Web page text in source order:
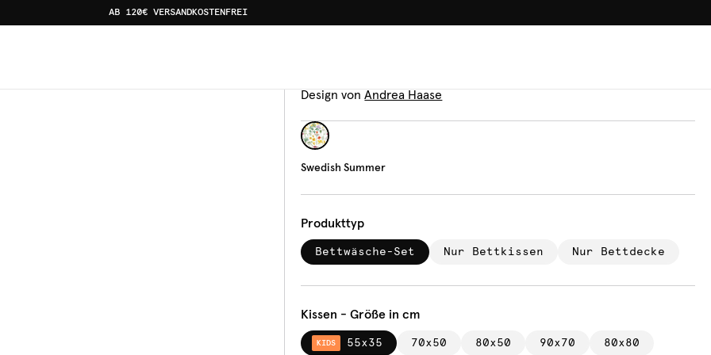
AB 120€ VERSANDKOSTENFREI
Bettwäsche
Design von Andrea Haase
Swedish Summer
Produkttyp
Bettwäsche-Set Nur Bettkissen Nur Bettdecke
Kissen - Größe in cm
KIDS 55x35 70x50 80x50 90x70 80x80